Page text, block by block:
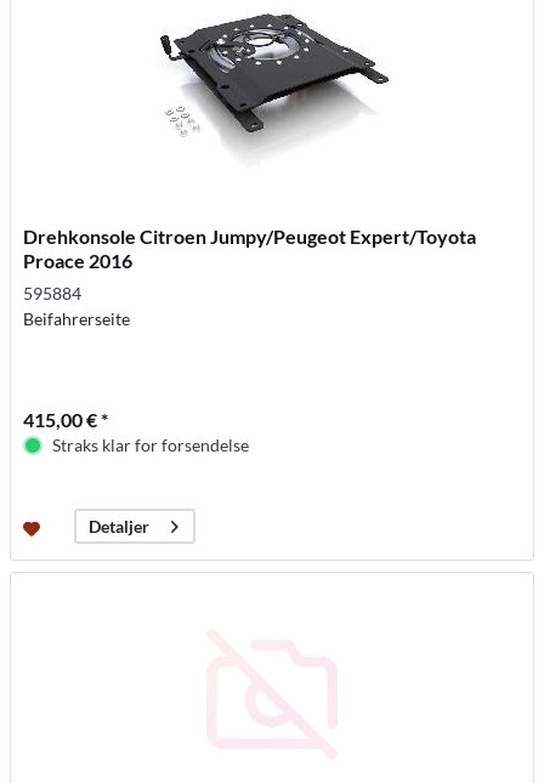
Drehkonsole Citroen Jumpy/Peugeot Expert/Toyota
Proace 2016
595884
Beifahrerseite
415,00 € *
Straks klar for forsendelse
Detaljer